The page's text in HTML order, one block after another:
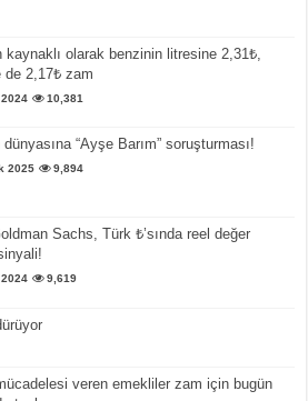
kaynaklı olarak benzinin litresine 2,31₺,
de 2,17₺ zam
10,381
“Ayşe Barım” soruşturması!
2025 9,894
Sachs, Türk ₺’sında reel değer
9,619
veren emekliler zam için bugün